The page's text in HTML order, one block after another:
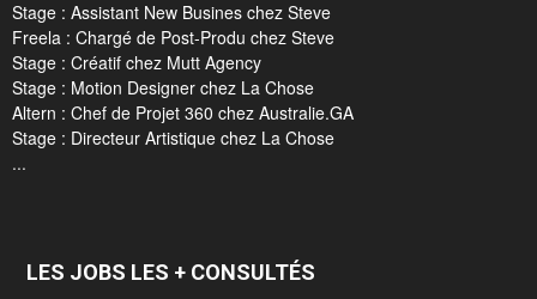
Stage : Assistant New Busines chez Steve
Freela : Chargé de Post-Produ chez Steve
Stage : Créatif chez Mutt Agency
Stage : Motion Designer chez La Chose
Altern : Chef de Projet 360 chez Australie.GA
Stage : Directeur Artistique chez La Chose
...
LES JOBS LES + CONSULTÉS